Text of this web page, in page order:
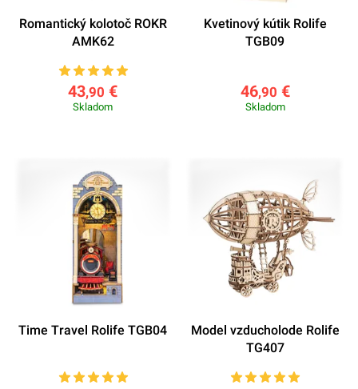
Romantický kolotoč ROKR
AMK62
43,90 €
Skladom
Kvetinový kútik Rolife
TGB09
46,90 €
Skladom
Time Travel Rolife TGB04
Model vzducholode Rolife
TG407